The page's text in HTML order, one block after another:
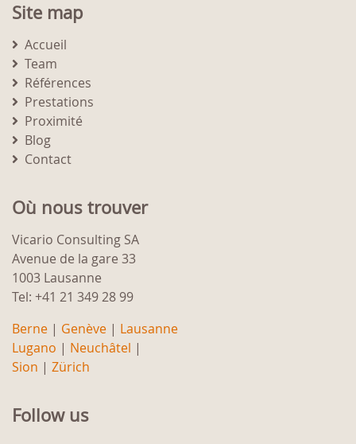
Site map
Accueil
Team
Références
Prestations
Proximité
Blog
Contact
Où nous trouver
Vicario Consulting SA
Avenue de la gare 33
1003 Lausanne
Tel: +41 21 349 28 99
Berne | Genève | Lausanne
Lugano | Neuchâtel |
Sion | Zürich
Follow us